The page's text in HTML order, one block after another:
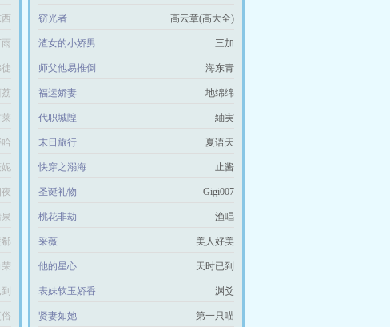
哈
妮
窃光者 高云章(高大全)
渣女的小娇男 三加
师父他易推倒 海东青
福运娇妻 地绵绵
代职城隍 紬実
末日旅行 夏语天
快穿之溺海 止酱
圣诞礼物 Gigi007
桃花非劫 渔唱
采薇 美人好美
他的星心 天时已到
表妹软玉娇香 渊爻
贤妻如她 第一只喵